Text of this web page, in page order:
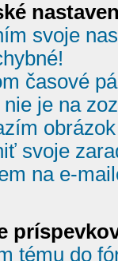
svoje
časové
je na
svoje
na e-
tému do